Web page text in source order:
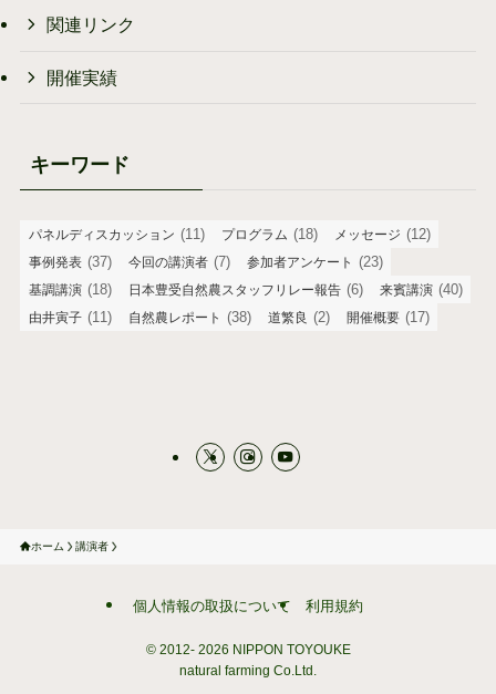
関連リンク
開催実績
キーワード
パネルディスカッション (11) プログラム (18) メッセージ (12)
事例発表 (37) 今回の講演者 (7) 参加者アンケート (23)
基調講演 (18) 日本豊受自然農スタッフリレー報告 (6) 来賓講演 (40)
由井寅子 (11) 自然農レポート (38) 道繁良 (2) 開催概要 (17)
ホーム 講演者
個人情報の取扱について 利用規約
© 2012-2026 NIPPON TOYOUKE
natural farming Co.Ltd.